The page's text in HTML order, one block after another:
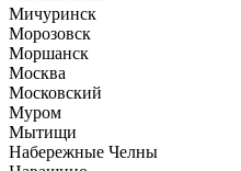
Мичуринск
Морозовск
Моршанск
Москва
Московский
Муром
Мытищи
Набережные Челны